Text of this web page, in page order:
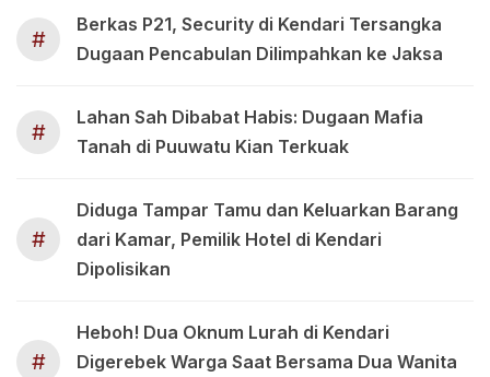
#
Berkas P21, Security di Kendari Tersangka
Dugaan Pencabulan Dilimpahkan ke Jaksa
#
Lahan Sah Dibabat Habis: Dugaan Mafia
Tanah di Puuwatu Kian Terkuak
#
Diduga Tampar Tamu dan Keluarkan Barang
dari Kamar, Pemilik Hotel di Kendari
Dipolisikan
#
Heboh! Dua Oknum Lurah di Kendari
Digerebek Warga Saat Bersama Dua Wanita